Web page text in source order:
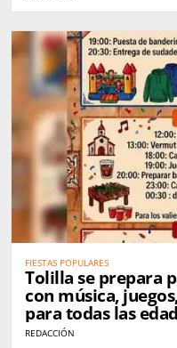
FIESTAS POPULARES
Tolilla se prepara
con música,
para todas las
REDACCIÓN